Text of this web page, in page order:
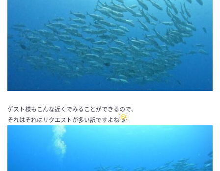
ゲスト様もこんな近くでみることができるので、
それはそれはリクエストが多い訳ですよね